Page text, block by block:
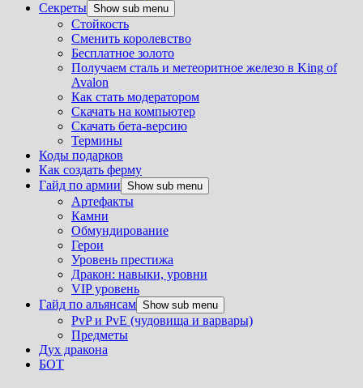
Секреты Show sub menu
Стойкость
Сменить королевство
Бесплатное золото
Получаем сталь и метеоритное железо в King of
Avalon
Как стать модератором
Скачать на компьютер
Скачать бета-версию
Термины
Коды подарков
Как создать ферму
Гайд по армии Show sub menu
Артефакты
Камни
Обмундирование
Герои
Уровень престижа
Дракон: навыки, уровни
VIP уровень
Гайд по альянсам Show sub menu
PvP и PvE (чудовища и варвары)
Предметы
Дух дракона
БОТ